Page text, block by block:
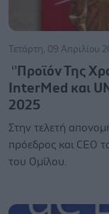
Τετάρτη, 09 Απριλίου
‘’Προϊόν Της
InterMed και
2025
Στην τελετή
πρόεδρος και CEO
του Ομίλου.